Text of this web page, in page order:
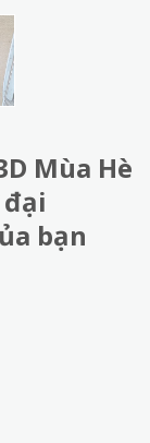
Mùa Hè
bạn